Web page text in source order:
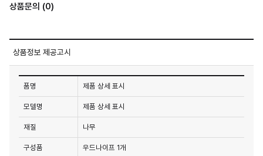
상품문의 (0)
상품정보 제공고시
품명 제품 상세 표시
모델명 제품 상세 표시
재질 나무
구성품 우드나이프 1개